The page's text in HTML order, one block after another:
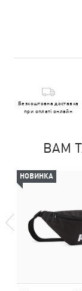
Безкоштовна доставка
при оплаті онлайн
ВАМ
НОВИНКА